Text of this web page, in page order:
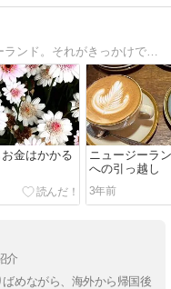
2010年にワーホリで訪れたニュージーランド。それがきっかけで国際恋愛ののちオークランドへお引越し。日々の出来事・海外での子育て日記。
金はかかる
ニュージーラ
への引っ越し
3年前
介
めながら、海外から帰国後